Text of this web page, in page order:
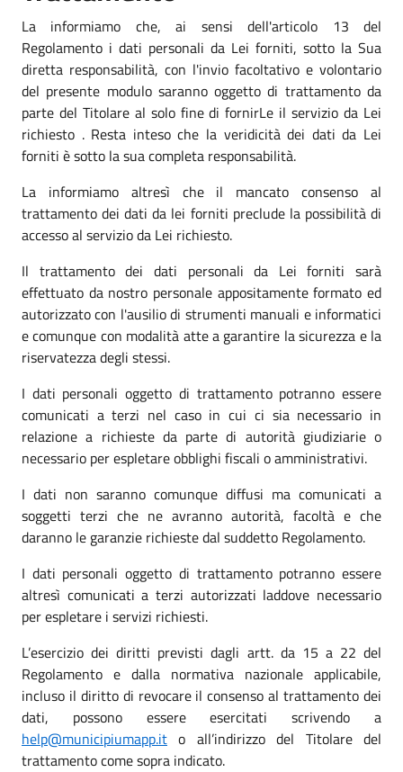
La informiamo che, ai sensi dell'articolo 13 del
Regolamento i dati personali da Lei forniti, sotto la Sua
diretta responsabilità, con l'invio facoltativo e volontario
del presente modulo saranno oggetto di trattamento da
parte del Titolare al solo fine di fornirLe il servizio da Lei
richiesto . Resta inteso che la veridicità dei dati da Lei
forniti è sotto la sua completa responsabilità.
La informiamo altresì che il mancato consenso al
trattamento dei dati da lei forniti preclude la possibilità di
accesso al servizio da Lei richiesto.
Il trattamento dei dati personali da Lei forniti sarà
effettuato da nostro personale appositamente formato ed
autorizzato con l'ausilio di strumenti manuali e informatici
e comunque con modalità atte a garantire la sicurezza e la
riservatezza degli stessi.
I dati personali oggetto di trattamento potranno essere
comunicati a terzi nel caso in cui ci sia necessario in
relazione a richieste da parte di autorità giudiziarie o
necessario per espletare obblighi fiscali o amministrativi.
I dati non saranno comunque diffusi ma comunicati a
soggetti terzi che ne avranno autorità, facoltà e che
daranno le garanzie richieste dal suddetto Regolamento.
I dati personali oggetto di trattamento potranno essere
altresì comunicati a terzi autorizzati laddove necessario
per espletare i servizi richiesti.
L’esercizio dei diritti previsti dagli artt. da 15 a 22 del
Regolamento e dalla normativa nazionale applicabile,
incluso il diritto di revocare il consenso al trattamento dei
dati, possono essere esercitati scrivendo a
help@municipiumapp.it o all’indirizzo del Titolare del
trattamento come sopra indicato.